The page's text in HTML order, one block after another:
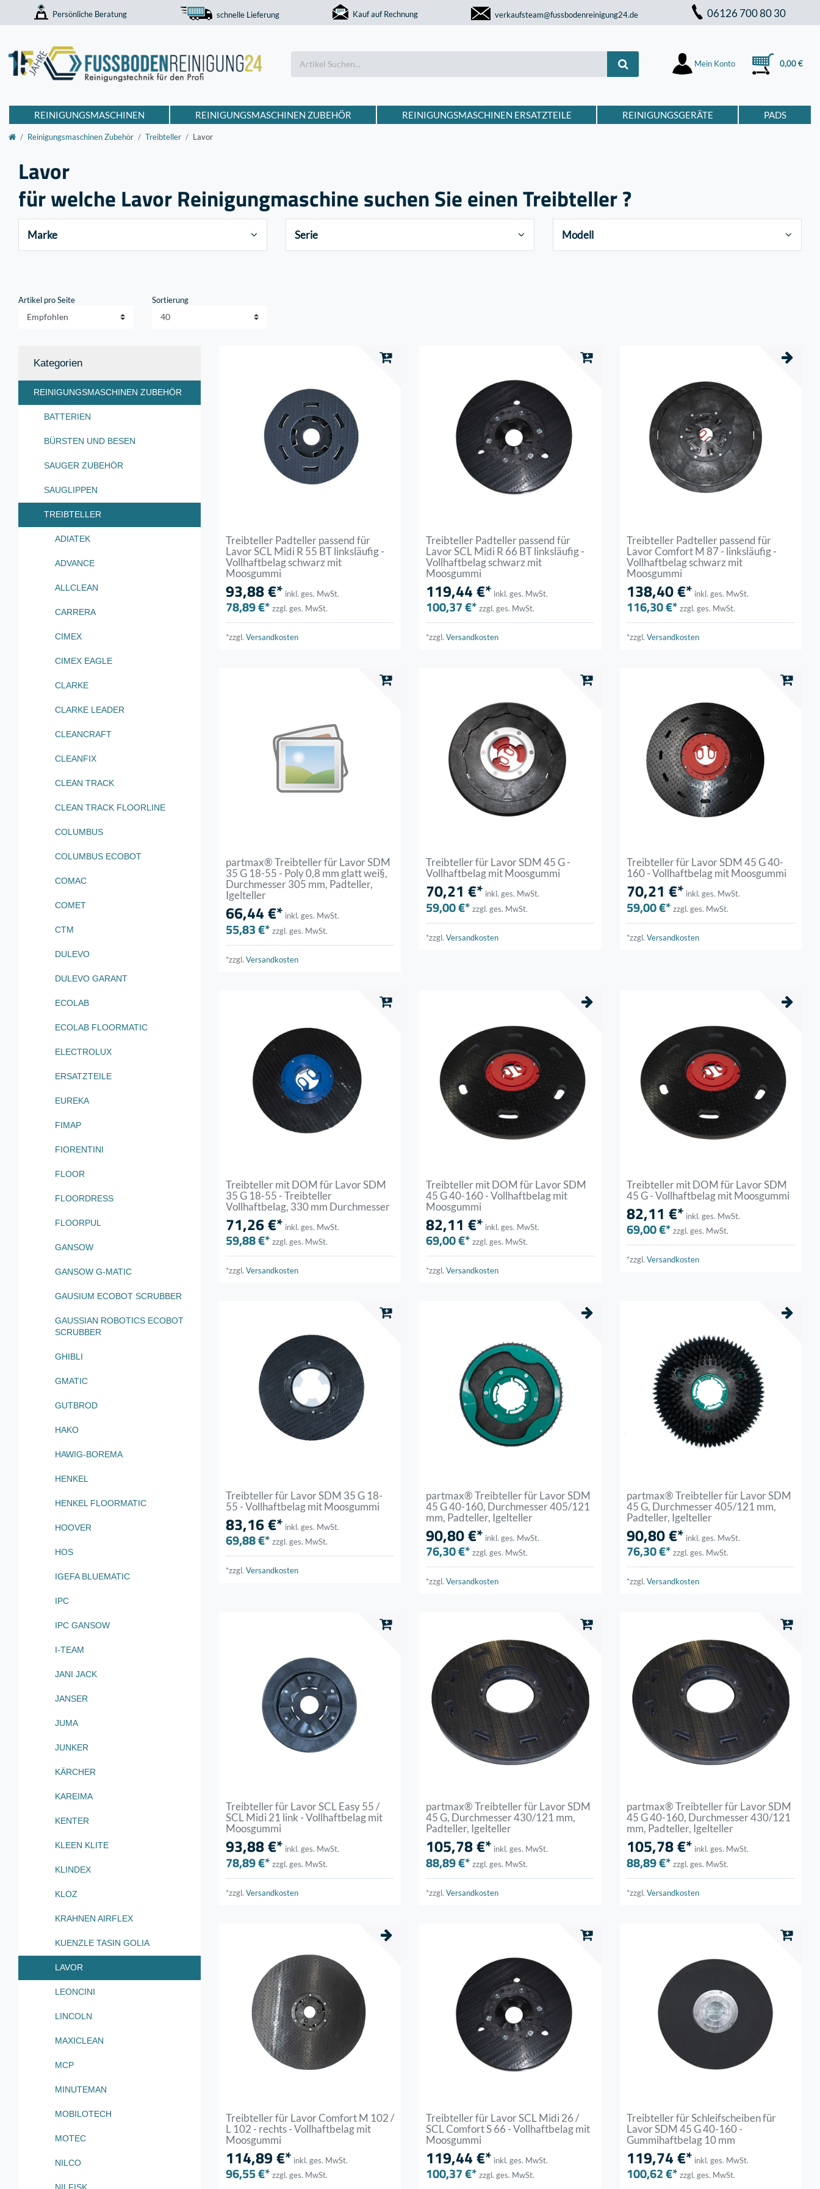
Persönliche Beratung schnelle Lieferung Kauf auf Rechnung verkaufsteam@fussbodenreinigung24.de 06126 700 80 30
Mein Konto 0,00 €
REINIGUNGSMASCHINEN REINIGUNGSMASCHINEN ZUBEHÖR REINIGUNGSMASCHINEN ERSATZTEILE REINIGUNGSGERÄTE PADS
Reinigungsmaschinen Zubehör Treibteller Lavor
Lavor
für welche Lavor Reinigungmaschine suchen Sie einen Treibteller ?
Marke Serie Modell
Artikel pro Seite Sortierung
Kategorien
REINIGUNGSMASCHINEN ZUBEHÖR
BATTERIEN
BÜRSTEN UND BESEN
SAUGER ZUBEHÖR
SAUGLIPPEN
TREIBTELLER
ADIATEK
ADVANCE
ALLCLEAN
CARRERA
CIMEX
CIMEX EAGLE
CLARKE
CLARKE LEADER
CLEANCRAFT
CLEANFIX
CLEAN TRACK
CLEAN TRACK FLOORLINE
COLUMBUS
COLUMBUS ECOBOT
COMAC
COMET
CTM
DULEVO
DULEVO GARANT
ECOLAB
ECOLAB FLOORMATIC
ELECTROLUX
ERSATZTEILE
EUREKA
FIMAP
FIORENTINI
FLOOR
FLOORDRESS
FLOORPUL
GANSOW
GANSOW G-MATIC
GAUSIUM ECOBOT SCRUBBER
GAUSSIAN ROBOTICS ECOBOT
SCRUBBER
GHIBLI
GMATIC
GUTBROD
HAKO
HAWIG-BOREMA
HENKEL
HENKEL FLOORMATIC
HOOVER
HOS
IGEFA BLUEMATIC
IPC
IPC GANSOW
I-TEAM
JANI JACK
JANSER
JUMA
JUNKER
KÄRCHER
KAREIMA
KENTER
KLEEN KLITE
KLINDEX
KLOZ
KRAHNEN AIRFLEX
KUENZLE TASIN GOLIA
LAVOR
LEONCINI
LINCOLN
MAXICLEAN
MCP
MINUTEMAN
MOBILOTECH
MOTEC
NILCO
Treibteller Padteller passend für
Lavor SCL Midi R 55 BT linksläufig -
Vollhaftbelag schwarz mit
Moosgummi
93,88 €* inkl. ges. MwSt.
78,89 €* zzgl. ges. MwSt.
*zzgl. Versandkosten
Treibteller Padteller passend für
Lavor SCL Midi R 66 BT linksläufig -
Vollhaftbelag schwarz mit
Moosgummi
119,44 €* inkl. ges. MwSt.
100,37 €* zzgl. ges. MwSt.
*zzgl.Versandkosten
Treibteller Padteller passend für
Lavor Comfort M 87 - linksläufig -
Vollhaftbelag schwarz mit
Moosgummi
138,40 €* inkl. ges. MwSt.
116,30 €* zzgl. ges. MwSt.
*zzgl. Versandkosten
partmax® Treibteller für Lavor SDM
35 G 18-55 - Poly 0,8 mm glatt wei§,
Durchmesser 305 mm, Padteller,
Igelteller
66,44 €* inkl. ges. MwSt.
55,83 €* zzgl. ges. MwSt.
*zzgl. Versandkosten
Treibteller für Lavor SDM 45 G -
Vollhaftbelag mit Moosgummi
70,21 €* inkl. ges. MwSt.
59,00 €* zzgl. ges. MwSt.
*zzgl.Versandkosten
Treibteller für Lavor SDM 45 G 40-
160 - Vollhaftbelag mit Moosgummi
70,21 €* inkl. ges. MwSt.
59,00 €* zzgl. ges. MwSt.
*zzgl. Versandkosten
Treibteller mit DOM für Lavor SDM
35 G 18-55 - Treibteller
Vollhaftbelag, 330 mm Durchmesser
71,26 €* inkl. ges. MwSt.
59,88 €* zzgl. ges. MwSt.
*zzgl. Versandkosten
Treibteller mit DOM für Lavor SDM
45 G 40-160 - Vollhaftbelag mit
Moosgummi
82,11 €* inkl. ges. MwSt.
69,00 €* zzgl. ges. MwSt.
*zzgl.Versandkosten
Treibteller mit DOM für Lavor SDM
45 G - Vollhaftbelag mit Moosgummi
82,11 €* inkl. ges. MwSt.
69,00 €* zzgl. ges. MwSt.
*zzgl. Versandkosten
Treibteller für Lavor SDM 35 G 18-
55 - Vollhaftbelag mit Moosgummi
83,16 €* inkl. ges. MwSt.
69,88 €* zzgl. ges. MwSt.
*zzgl. Versandkosten
partmax® Treibteller für Lavor SDM
45 G 40-160, Durchmesser 405/121
mm, Padteller, Igelteller
90,80 €* inkl. ges. MwSt.
76,30 €* zzgl. ges. MwSt.
*zzgl.Versandkosten
partmax® Treibteller für Lavor SDM
45 G, Durchmesser 405/121 mm,
Padteller, Igelteller
90,80 €* inkl. ges. MwSt.
76,30 €* zzgl. ges. MwSt.
*zzgl. Versandkosten
Treibteller für Lavor SCL Easy 55 /
SCL Midi 21 link - Vollhaftbelag mit
Moosgummi
93,88 €* inkl. ges. MwSt.
78,89 €* zzgl. ges. MwSt.
*zzgl. Versandkosten
partmax® Treibteller für Lavor SDM
45 G, Durchmesser 430/121 mm,
Padteller, Igelteller
105,78 €* inkl. ges. MwSt.
88,89 €* zzgl. ges. MwSt.
*zzgl.Versandkosten
partmax® Treibteller für Lavor SDM
45 G 40-160, Durchmesser 430/121
mm, Padteller, Igelteller
105,78 €* inkl. ges. MwSt.
88,89 €* zzgl. ges. MwSt.
*zzgl. Versandkosten
Treibteller für Lavor Comfort M 102 /
L 102 - rechts - Vollhaftbelag mit
Moosgummi
114,89 €* inkl. ges. MwSt.
96,55 €* zzgl. ges. MwSt.
Treibteller für Lavor SCL Midi 26 /
SCL Comfort S 66 - Vollhaftbelag mit
Moosgummi
119,44 €* inkl. ges. MwSt.
100,37 €* zzgl. ges. MwSt.
Treibteller für Schleifscheiben für
Lavor SDM 45 G 40-160 -
Gummihaftbelag 10 mm
119,74 €* inkl. ges. MwSt.
100,62 €* zzgl. ges. MwSt.